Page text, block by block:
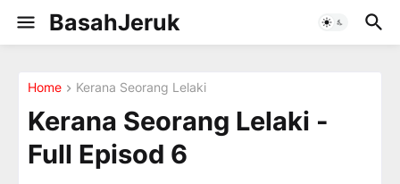
BasahJeruk
Home Kerana Seorang Lelaki
Kerana Seorang Lelaki -
Full Episod 6